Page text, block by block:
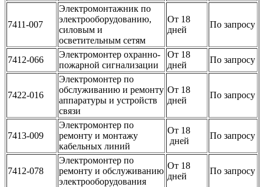
7411-007
Электромонтажник по
электрооборудованию,
силовым и
осветительным сетям
От 18
дней
По запросу
7412-066
Электромонтер охранно-
пожарной сигнализации
От 18
дней
По запросу
7422-016
Электромонтер по
обслуживанию и ремонту
аппаратуры и устройств
связи
От 18
дней
По запросу
7413-009
Электромонтер по
ремонту и монтажу
кабельных линий
От 18
дней
По запросу
7412-078
Электромонтер по
ремонту и обслуживанию
электрооборудования
От 18
дней
По запросу